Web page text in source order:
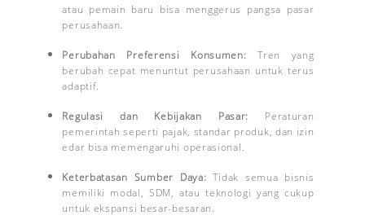
atau pemain baru bisa menggerus pangsa pasar
perusahaan.
Perubahan Preferensi Konsumen: Tren yang
berubah cepat menuntut perusahaan untuk terus
adaptif.
Regulasi dan Kebijakan Pasar: Peraturan
pemerintah seperti pajak, standar produk, dan izin
edar bisa memengaruhi operasional.
Keterbatasan Sumber Daya: Tidak semua bisnis
memiliki modal, SDM, atau teknologi yang cukup
untuk ekspansi besar-besaran.